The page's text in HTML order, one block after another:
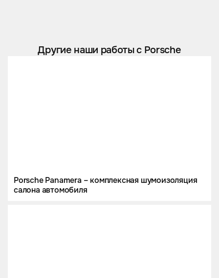
Другие наши работы с Porsche
Porsche Panamera – комплексная шумоизоляция
салона автомобиля